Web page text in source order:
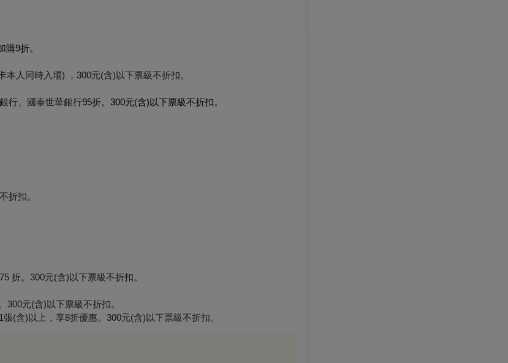
9折。
人同時入場) ，300元(含)以下票級不折扣。
行、 國泰世華銀行95折。300元(含)以下票級不折扣。
折扣。
折。300元(含)以下票級不折扣。
元(含)以下票級不折扣。
(含)以上，享8折優惠。300元(含)以下票級不折扣。